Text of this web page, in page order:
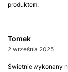
produktem.
Tomek
2 września 2025
Świetnie wykonany